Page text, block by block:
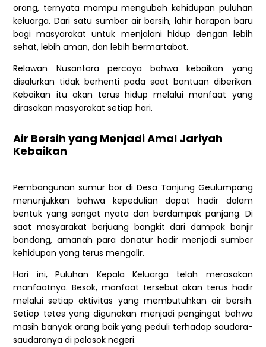
orang, ternyata mampu mengubah kehidupan puluhan
keluarga. Dari satu sumber air bersih, lahir harapan baru
bagi masyarakat untuk menjalani hidup dengan lebih
sehat, lebih aman, dan lebih bermartabat.
Relawan Nusantara percaya bahwa kebaikan yang
disalurkan tidak berhenti pada saat bantuan diberikan.
Kebaikan itu akan terus hidup melalui manfaat yang
dirasakan masyarakat setiap hari.
Air Bersih yang Menjadi Amal Jariyah
Kebaikan
Pembangunan sumur bor di Desa Tanjung Geulumpang
menunjukkan bahwa kepedulian dapat hadir dalam
bentuk yang sangat nyata dan berdampak panjang. Di
saat masyarakat berjuang bangkit dari dampak banjir
bandang, amanah para donatur hadir menjadi sumber
kehidupan yang terus mengalir.
Hari ini, Puluhan Kepala Keluarga telah merasakan
manfaatnya. Besok, manfaat tersebut akan terus hadir
melalui setiap aktivitas yang membutuhkan air bersih.
Setiap tetes yang digunakan menjadi pengingat bahwa
masih banyak orang baik yang peduli terhadap saudara-
saudaranya di pelosok negeri.